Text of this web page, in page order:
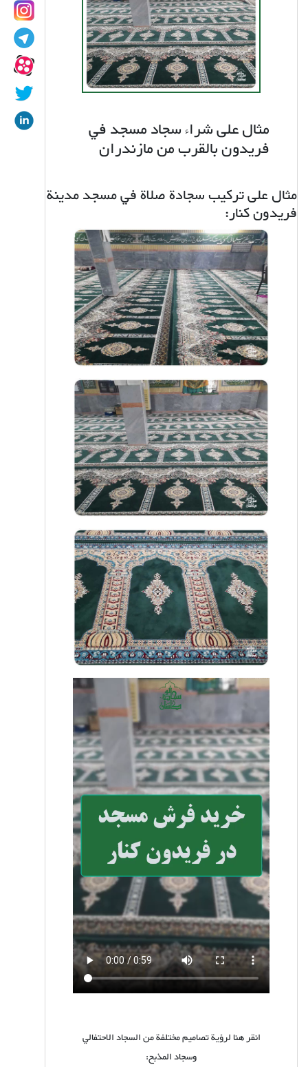
مثال على شراء سجاد مسجد في
فريدون بالقرب من مازندران
مثال على تركيب سجادة صلاة في مسجد مدينة
فريدون كنار:
انقر هنا لرؤية تصاميم مختلفة من السجاد الاحتفالي
وسجاد المذبح: